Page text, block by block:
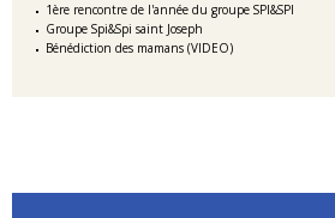
1ère rencontre de l'année du groupe SPI&SPI
Groupe Spi&Spi saint Joseph
Bénédiction des mamans (VIDEO)